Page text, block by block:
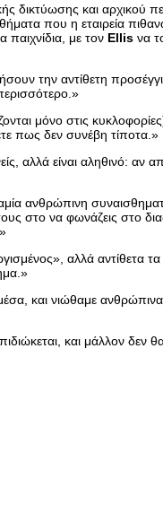
δικτύωσης και αρχικού
που η εταιρεία
με τον Ellis να
την αντίθετη
μόνο στις
πως δεν συνέβη τίποτα.»
αλλά είναι αληθινό: αν
ανθρώπινη
στο να φωνάζεις στο
αλλά
και νιώθαμε
και μάλλον δεν